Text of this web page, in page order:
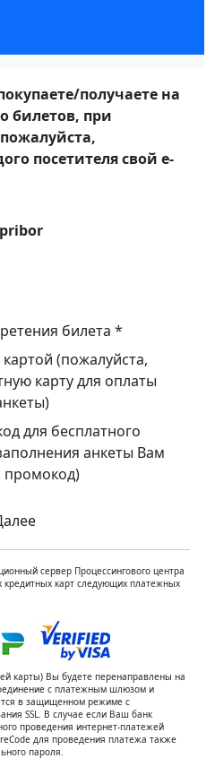
получаете на
билетов, при
посетителя свой e-
билета *
(пожалуйста,
карту для оплаты
для бесплатного
анкеты Вам
промокод)
сервер Процессингового центра
кредитных карт следующих платежных
карты) Вы будете перенаправлены на
с платежным шлюзом и
в защищенном режиме с
SSL. В случае если Ваш банк
проведения интернет-платежей
для проведения платежа также
пароля.